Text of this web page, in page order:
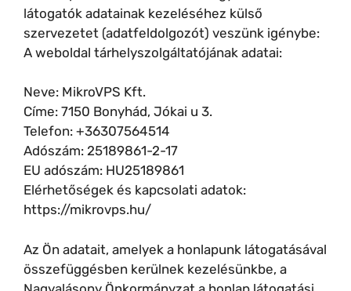
látogatók adatainak kezeléséhez külső
szervezetet (adatfeldolgozót) veszünk igénybe:
A weboldal tárhelyszolgáltatójának adatai:
Neve: MikroVPS Kft.
Címe: 7150 Bonyhád, Jókai u 3.
Telefon: +36307564514
Adószám: 25189861-2-17
EU adószám: HU25189861
Elérhetőségek és kapcsolati adatok:
https://mikrovps.hu/
Az Ön adatait, amelyek a honlapunk látogatásával
összefüggésben kerülnek kezelésünkbe, a